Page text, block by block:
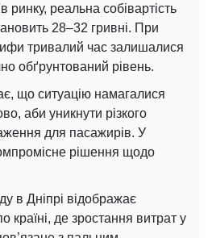
ринку, реальна собівартість
28–32 гривні. При
тривалий час залишалися
обґрунтований рівень.
що ситуацію намагалися
аби уникнути різкого
для пасажирів. У
рішення щодо
в Дніпрі відображає
країні, де зростання витрат у